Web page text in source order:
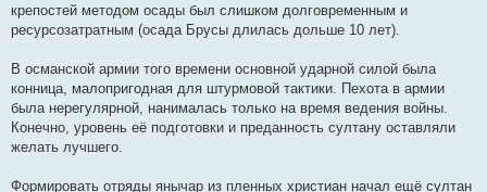
крепостей методом осады был слишком долговременным и
ресурсозатратным (осада Брусы длилась дольше 10 лет).
В османской армии того времени основной ударной силой была
конница, малопригодная для штурмовой тактики. Пехота в армии
была нерегулярной, нанималась только на время ведения войны.
Конечно, уровень её подготовки и преданность султану оставляли
желать лучшего.
Формировать отряды янычар из пленных христиан начал ещё султан